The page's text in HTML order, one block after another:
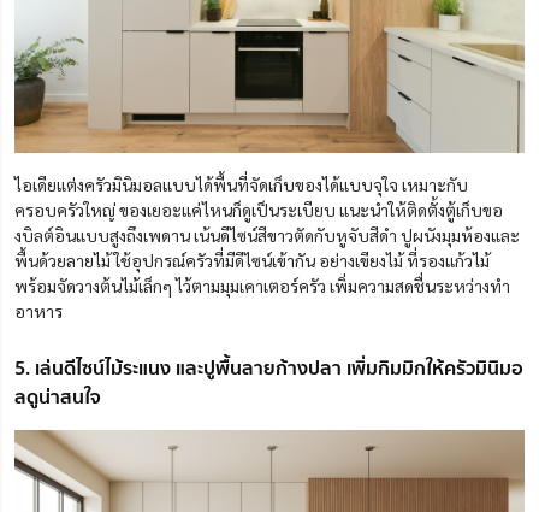
ไอเดียแต่งครัวมินิมอลแบบได้พื้นที่จัดเก็บของได้แบบจุใจ เหมาะกับ
ครอบครัวใหญ่ ของเยอะแค่ไหนก็ดูเป็นระเบียบ แนะนำให้ติดตั้งตู้เก็บขอ
งบิลต์อินแบบสูงถึงเพดาน เน้นดีไซน์สีขาวตัดกับหูจับสีดำ ปูผนังมุมห้องและ
พื้นด้วยลายไม้ ใช้อุปกรณ์ครัวที่มีดีไซน์เข้ากัน อย่างเขียงไม้ ที่รองแก้วไม้
พร้อมจัดวางต้นไม้เล็กๆ ไว้ตามมุมเคาเตอร์ครัว เพิ่มความสดชื่นระหว่างทำ
อาหาร
5. เล่นดีไซน์ไม้ระแนง และปูพื้นลายก้างปลา เพิ่มกิมมิกให้ครัวมินิมอ
ลดูน่าสนใจ